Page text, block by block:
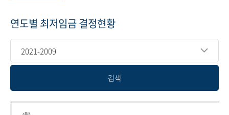
연도별 최저임금 결정현황
2021-2009
검색